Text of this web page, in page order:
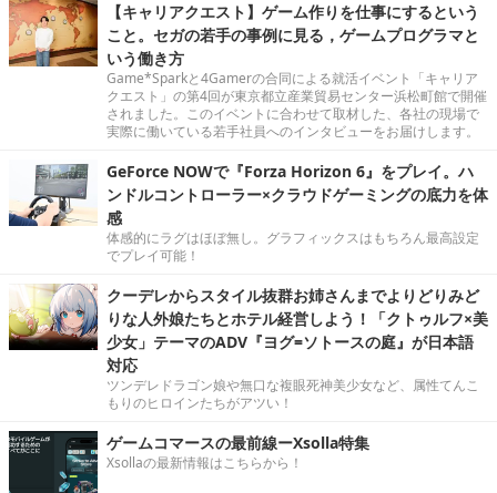
【キャリアクエスト】ゲーム作りを仕事にするという
こと。セガの若手の事例に見る，ゲームプログラマと
いう働き方
Game*Sparkと4Gamerの合同による就活イベント「キャリア
クエスト」の第4回が東京都立産業貿易センター浜松町館で開催
されました。このイベントに合わせて取材した、各社の現場で
実際に働いている若手社員へのインタビューをお届けします。
GeForce NOWで『Forza Horizon 6』をプレイ。ハ
ンドルコントローラー×クラウドゲーミングの底力を体
感
体感的にラグはほぼ無し。グラフィックスはもちろん最高設定
でプレイ可能！
クーデレからスタイル抜群お姉さんまでよりどりみど
りな人外娘たちとホテル経営しよう！「クトゥルフ×美
少女」テーマのADV『ヨグ=ソトースの庭』が日本語
対応
ツンデレドラゴン娘や無口な複眼死神美少女など、属性てんこ
もりのヒロインたちがアツい！
ゲームコマースの最前線ーXsolla特集
Xsollaの最新情報はこちらから！